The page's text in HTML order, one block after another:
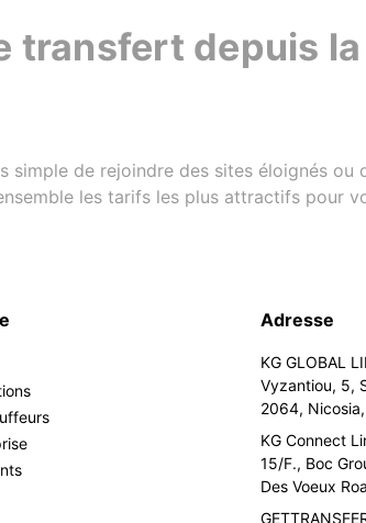
transfert depuis
simple de rejoindre des sites éloignés ou
les tarifs les plus attractifs pour
Adresse
KG GLOBAL
Vyzantiou, 5,
2064,
KG Connect
15/F., Boc
Des Voeux